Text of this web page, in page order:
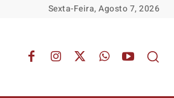
Sexta-Feira, Agosto 7, 2026